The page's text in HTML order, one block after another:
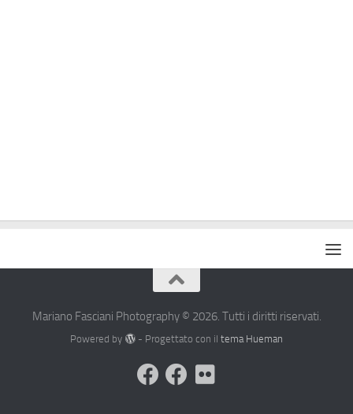
Mariano Fasciani Photography © 2026. Tutti i diritti riservati.
Powered by - Progettato con il tema Hueman